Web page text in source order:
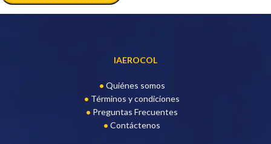
IAEROCOL
Quiénes somos
Términos y condiciones
Preguntas Frecuentes
Contáctenos